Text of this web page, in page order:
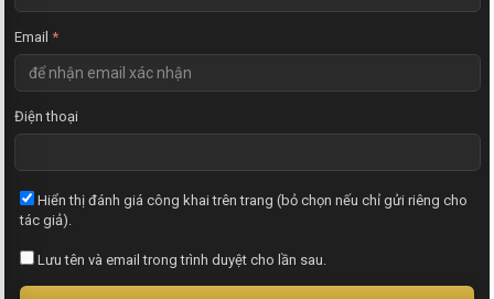
Email *
Điện thoại
Hiển thị đánh giá công khai trên trang (bỏ chọn nếu chỉ gửi riêng cho
tác giả).
Lưu tên và email trong trình duyệt cho lần sau.